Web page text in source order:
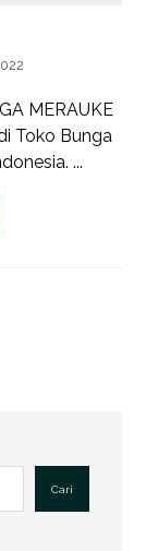
MERAUKE
Toko Bunga
...
Cari